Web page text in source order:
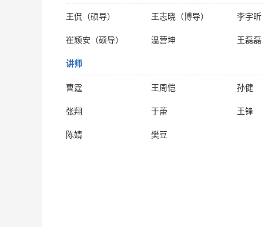
王侃（硕导） 王志晓（博导） 李宇昕
崔颖安（硕导） 温营坤 王磊磊
讲师
曹霆 王周恺 孙健
张翔 于蕾 王锋
陈婧 樊豆